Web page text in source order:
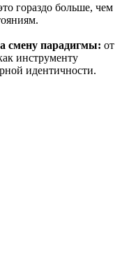
гораздо больше, чем
смену парадигмы: от
инструменту
идентичности.